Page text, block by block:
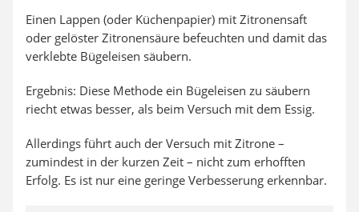
Einen Lappen (oder Küchenpapier) mit Zitronensaft
oder gelöster Zitronensäure befeuchten und damit das
verklebte Bügeleisen säubern.
Ergebnis: Diese Methode ein Bügeleisen zu säubern
riecht etwas besser, als beim Versuch mit dem Essig.
Allerdings führt auch der Versuch mit Zitrone –
zumindest in der kurzen Zeit – nicht zum erhofften
Erfolg. Es ist nur eine geringe Verbesserung erkennbar.